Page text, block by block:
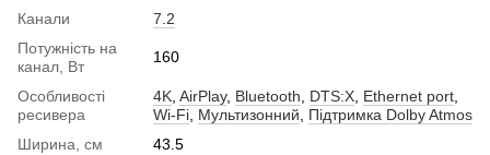
Канали
7.2
Потужність на
канал, Вт
160
Особливості
ресивера
4K, AirPlay, Bluetooth, DTS:X, Ethernet port,
Wi-Fi, Мультизонний, Підтримка Dolby Atmos
Ширина, см
43.5